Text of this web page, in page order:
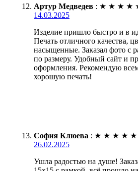
Артур Медведев : ★ ★ ★ ★
14.03.2025
Изделие пришло быстро и в
Печать отличного качества,
насыщенные. Заказал фото с
по размеру. Удобный сайт и
оформления. Рекомендую
хорошую печать!
София Клюева : ★ ★ ★ ★ ★
26.02.2025
Ушла радостью на душе!